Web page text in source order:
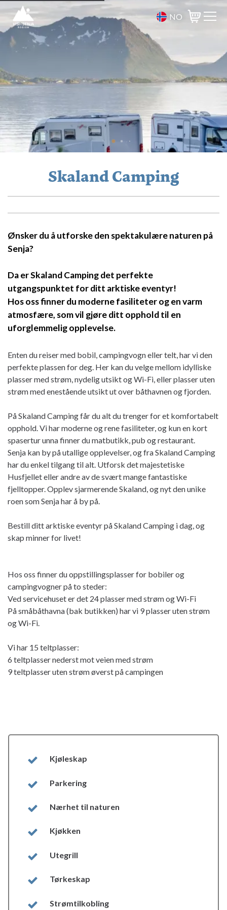
NO
Varukorg
Skaland Camping
Ønsker du å utforske den spektakulære naturen på
Senja?
Da er Skaland Camping det perfekte
utgangspunktet for ditt arktiske eventyr!
Hos oss finner du moderne fasiliteter og en varm
atmosfære, som vil gjøre ditt opphold til en
uforglemmelig opplevelse.
Enten du reiser med bobil, campingvogn eller telt, har vi den
perfekte plassen for deg. Her kan du velge mellom idylliske
plasser med strøm, nydelig utsikt og Wi-Fi, eller plasser uten
strøm med enestående utsikt ut over båthavnen og fjorden.
På Skaland Camping får du alt du trenger for et komfortabelt
opphold. Vi har moderne og rene fasiliteter, og kun en kort
spasertur unna finner du matbutikk, pub og restaurant.
Senja kan by på utallige opplevelser, og fra Skaland Camping
har du enkel tilgang til alt. Utforsk det majestetiske
Husfjellet eller andre av de svært mange fantastiske
fjelltopper. Opplev sjarmerende Skaland, og nyt den unike
roen som Senja har å by på.
Bestill ditt arktiske eventyr på Skaland Camping i dag, og
skap minner for livet!
Hos oss finner du oppstillingsplasser for bobiler og
campingvogner på to steder:
Ved servicehuset er det 24 plasser med strøm og Wi-Fi
På småbåthavna (bak butikken) har vi 9 plasser uten strøm
og Wi-Fi.
Vi har 15 teltplasser:
6 teltplasser nederst mot veien med strøm
9 teltplasser uten strøm øverst på campingen
Kjøleskap
Parkering
Nærhet til naturen
Kjøkken
Utegrill
Tørkeskap
Strømtilkobling